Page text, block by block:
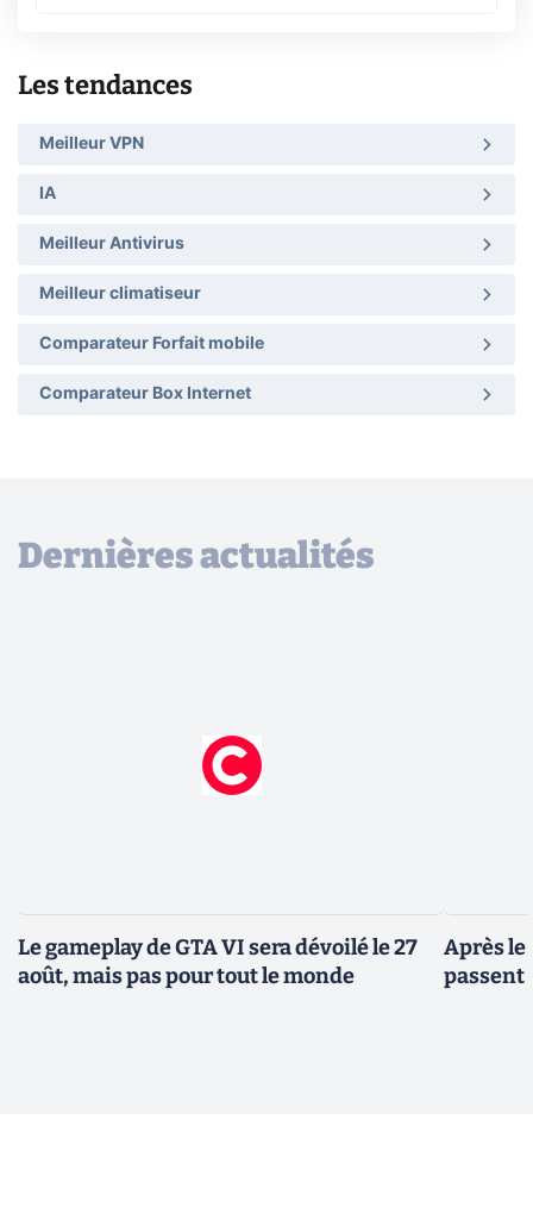
Les tendances
Meilleur VPN
IA
Meilleur Antivirus
Meilleur climatiseur
Comparateur Forfait mobile
Comparateur Box Internet
Dernières actualités
Le gameplay de GTA VI sera dévoilé le 27
août, mais pas pour tout le monde
Après le
passent